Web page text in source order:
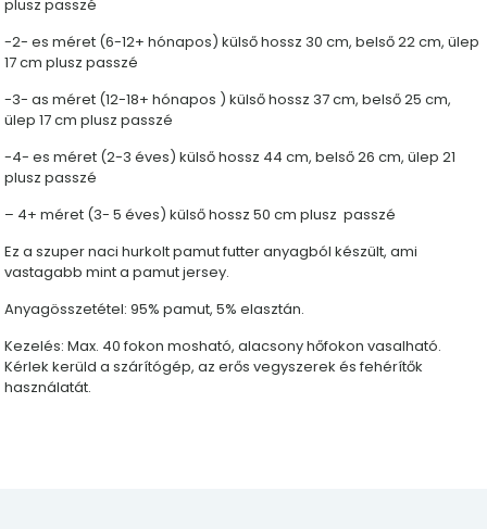
plusz passzé
-2- es méret (6-12+ hónapos) külső hossz 30 cm, belső 22 cm, ülep
17 cm plusz passzé
-3- as méret (12-18+ hónapos ) külső hossz 37 cm, belső 25 cm,
ülep 17 cm plusz passzé
-4- es méret (2-3 éves) külső hossz 44 cm, belső 26 cm, ülep 21
plusz passzé
– 4+ méret (3- 5 éves) külső hossz 50 cm plusz passzé
Ez a szuper naci hurkolt pamut futter anyagból készült, ami
vastagabb mint a pamut jersey.
Anyagösszetétel: 95% pamut, 5% elasztán.
Kezelés: Max. 40 fokon mosható, alacsony hőfokon vasalható.
Kérlek kerüld a szárítógép, az erős vegyszerek és fehérítők
használatát.